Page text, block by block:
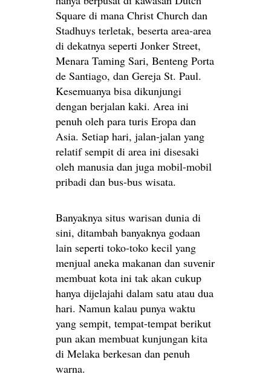
Square di mana Christ Church dan
Stadhuys terletak, beserta area-area
di dekatnya seperti Jonker Street,
Menara Taming Sari, Benteng Porta
de Santiago, dan Gereja St. Paul.
Kesemuanya bisa dikunjungi
dengan berjalan kaki. Area ini
penuh oleh para turis Eropa dan
Asia. Setiap hari, jalan-jalan yang
relatif sempit di area ini disesaki
oleh manusia dan juga mobil-mobil
pribadi dan bus-bus wisata.
Banyaknya situs warisan dunia di
sini, ditambah banyaknya godaan
lain seperti toko-toko kecil yang
menjual aneka makanan dan suvenir
membuat kota ini tak akan cukup
hanya dijelajahi dalam satu atau dua
hari. Namun kalau punya waktu
yang sempit, tempat-tempat berikut
pun akan membuat kunjungan kita
di Melaka berkesan dan penuh
warna.